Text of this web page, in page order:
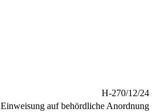
H-270/12/24
Einweisung auf behördliche Anordnung